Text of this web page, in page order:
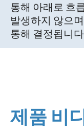
통해 아래로 흐
발생하지 않으
통해 결정됩니
제품 비